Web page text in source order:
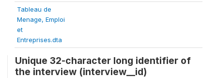
Tableau de
Menage, Emploi
et
Entreprises.dta
Unique 32-character long identifier of
the interview (interview__id)